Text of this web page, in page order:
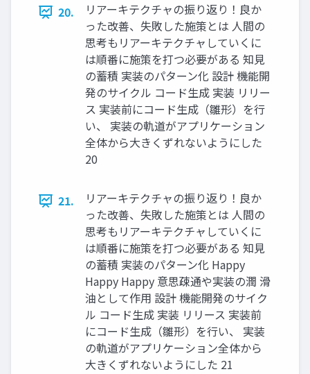
20.
リアーキテクチャの振り返り！良か
った改善、失敗した施策とは 人間の
思考もリアーキテクチャしていくに
は順番に施策を打つ必要がある 知見
の蓄積 実装のパターン化 設計 機能開
発のサイクル コード生成 実装 リリー
ス 実装前にコード生成（雛形）を行
い、 実装の軌道がアプリケーション
全体から大きくずれないようにした
20
21.
リアーキテクチャの振り返り！良か
った改善、失敗した施策とは 人間の
思考もリアーキテクチャしていくに
は順番に施策を打つ必要がある 知見
の蓄積 実装のパターン化 Happy
Happy Happy 意思疎通や実装の潤 滑
油として作用 設計 機能開発のサイク
ル コード生成 実装 リリース 実装前
にコード生成（雛形）を行い、 実装
の軌道がアプリケーション全体から
大きくずれないようにした 21